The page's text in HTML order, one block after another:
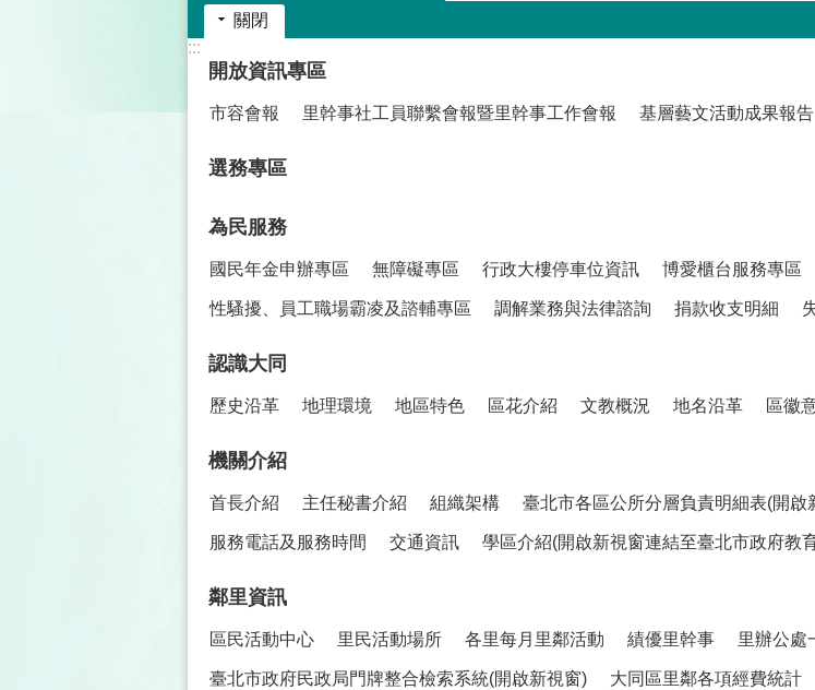
關閉
:::
開放資訊專區
市容會報 里幹事社工員聯繫會報暨里幹事工作會報 基層藝文活動成果報告
選務專區
為民服務
國民年金申辦專區 無障礙專區 行政大樓停車位資訊 博愛櫃台服務專區
性騷擾、員工職場霸凌及諮輔專區 調解業務與法律諮詢 捐款收支明細
認識大同
歷史沿革 地理環境 地區特色 區花介紹 文教概況 地名沿革 區徽
機關介紹
首長介紹 主任秘書介紹 組織架構 臺北市各區公所分層負責明細表(開
服務電話及服務時間 交通資訊 學區介紹(開啟新視窗連結至臺北市政府教
鄰里資訊
區民活動中心 里民活動場所 各里每月里鄰活動 績優里幹事 里辦公處
臺北市政府民政局門牌整合檢索系統(開啟新視窗) 大同區里鄰各項經費統計